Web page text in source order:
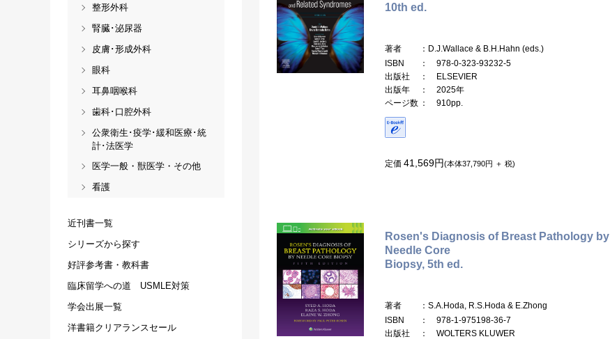
10th ed.
著者
：D.J.Wallace & B.H.Hahn (eds.)
ISBN
： 978-0-323-93232-5
出版社
： ELSEVIER
出版年
： 2025年
ページ数 ： 910pp.
定価 41,569円(本体37,790円 ＋ 税)
Rosen's Diagnosis of Breast Pathology by
Needle Core
Biopsy, 5th ed.
著者
：S.A.Hoda, R.S.Hoda & E.Zhong
ISBN
： 978-1-975198-36-7
出版社
： WOLTERS KLUWER
整形外科
腎臓･泌尿器
皮膚･形成外科
眼科
耳鼻咽喉科
歯科･口腔外科
公衆衛生･疫学･緩和医療･統
計･法医学
医学一般・獣医学・その他
看護
近刊書一覧
シリーズから探す
好評参考書・教科書
臨床留学への道 USMLE対策
学会出展一覧
洋書籍クリアランスセール